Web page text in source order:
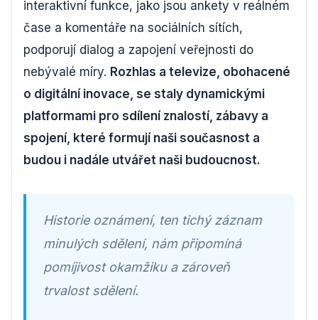
interaktivní funkce, jako jsou ankety v reálném
čase a komentáře na sociálních sítích,
podporují dialog a zapojení veřejnosti do
nebývalé míry. Rozhlas a televize, obohacené
o digitální inovace, se staly dynamickými
platformami pro sdílení znalostí, zábavy a
spojení, které formují naši současnost a
budou i nadále utvářet naši budoucnost.
Historie oznámení, ten tichý záznam
minulých sdělení, nám připomíná
pomíjivost okamžiku a zároveň
trvalost sdělení.